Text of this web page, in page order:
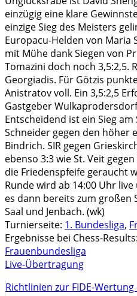
einzügig eine klare
einzige Sieg des Meisters
Europacu-Helden von Maria
mit Mühe dank Siegen von
Tomazini doch noch 3,5:2,5.
Georgiadis. Für Götzis
Anistratov voll. Ein 3,5:2,5
Gastgeber
Entscheidend ist ein Sieg
Schneider gegen den höher
Bindrich. SIR gegen
ebenso 3:3 wie St. Veit
die Friedenspfeife geraucht
Runde wird ab 14:00 Uhr
es dann bereits zum großen
Saal und Jenbach. (wk)
Turnierseite: 1. Bundesliga,
Ergebnisse bei Chess-Results:
Frauenbundesliga
Live-Übertragung
Richtlinien zur FIDE-